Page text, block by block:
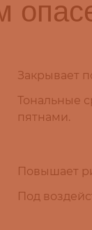
Закрывает
Тональные
пятнами.
Повышает
Под